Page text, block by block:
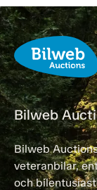
Bilweb
Bilweb
veteranbilar,
och